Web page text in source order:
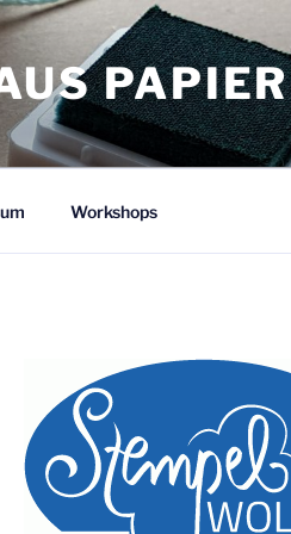
PAPIER
Workshops